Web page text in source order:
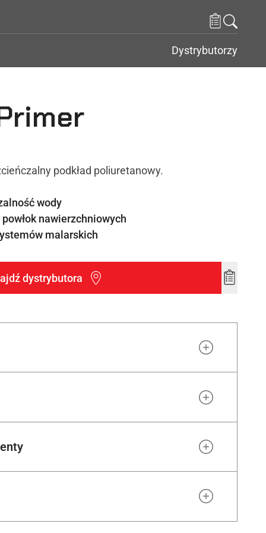
Dystrybutorzy
podkład poliuretanowy.
wody
nawierzchniowych
malarskich
dystrybutora
Add